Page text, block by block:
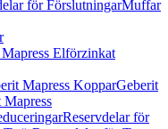
för FörslutningarMuffar
Elförzinkat
Mapress KopparGeberit
Mapress
Reservdelar för